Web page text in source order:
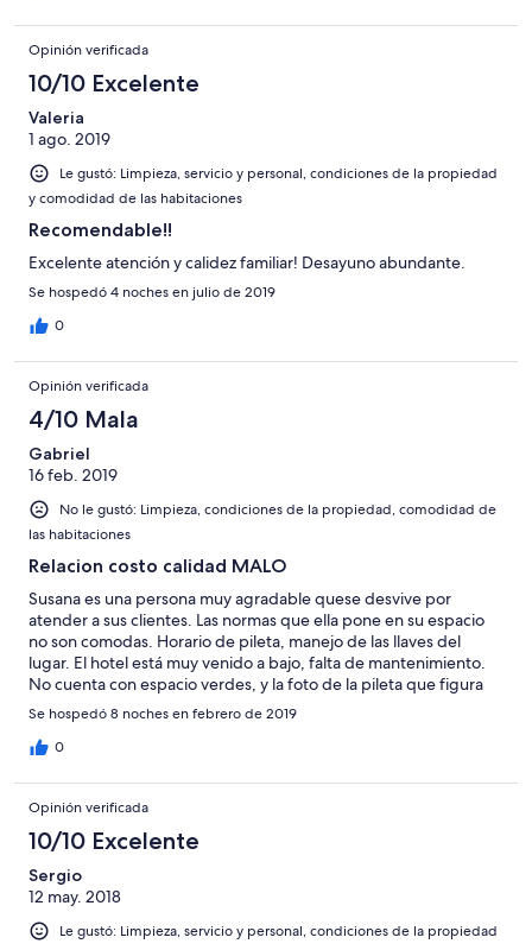
Opinión verificada
10/10 Excelente
Valeria
1 ago. 2019
Le gustó: Limpieza, servicio y personal, condiciones de la propiedad
y comodidad de las habitaciones
Recomendable!!
Excelente atención y calidez familiar! Desayuno abundante.
Se hospedó 4 noches en julio de 2019
0
Opinión verificada
4/10 Mala
Gabriel
16 feb. 2019
No le gustó: Limpieza, condiciones de la propiedad, comodidad de
las habitaciones
Relacion costo calidad MALO
Susana es una persona muy agradable quese desvive por
atender a sus clientes. Las normas que ella pone en su espacio
no son comodas. Horario de pileta, manejo de las llaves del
lugar. El hotel está muy venido a bajo, falta de mantenimiento.
No cuenta con espacio verdes, y la foto de la pileta que figura
no está actualizada. Relacion precio calidad muy por de bajo de
satisfactorio. Nos quedamos solo 3 días de los 7 que arreglamos.
Cambiamos de lugar.
Se hospedó 8 noches en febrero de 2019
0
Opinión verificada
10/10 Excelente
Sergio
12 may. 2018
Le gustó: Limpieza, servicio y personal, condiciones de la propiedad